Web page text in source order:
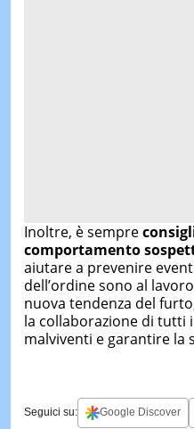
Inoltre, è sempre
comportamento
aiutare a prevenire
dell’ordine sono al
nuova tendenza del
la collaborazione di tutti
malviventi e garantire la
Seguici su: Google Discover